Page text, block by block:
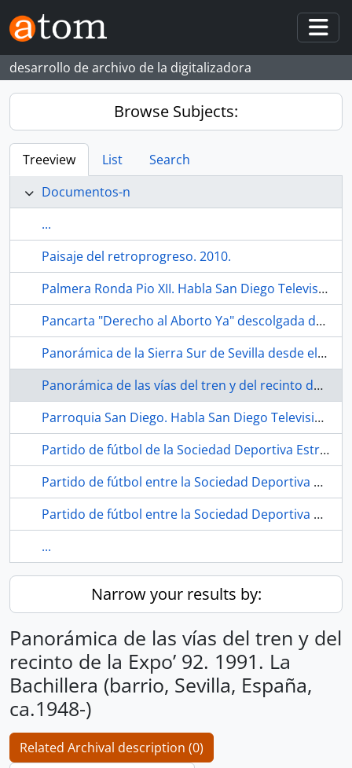
Skip to main content
desarrollo de archivo de la digitalizadora
Browse Subjects:
Treeview List
Search
Documentos-n
...
Paisaje del retroprogreso. 2010.
Palmera Ronda Pio XII. Habla San Diego Televisión. 1991-01. Sevilla (España).
Pancarta "Derecho al Aborto Ya" descolgada desde la torre de la Giralda. Sevilla (España).
Panorámica de la Sierra Sur de Sevilla desde el paraje natural La Bomba. 1985.
Panorámica de las vías del tren y del recinto de la Expo’ 92. 1991. La Bachillera (barrio, Sevilla, España, ca.1948-)
Parroquia San Diego. Habla San Diego Televisión. 1991-01. Sevilla (España).
Partido de fútbol de la Sociedad Deportiva Estrella Bachillera. 1985-1989. Campo de fútbol de La Bachillera (Sevilla, España)
Partido de fútbol entre la Sociedad Deportiva Estrella Bachillera y La Oliva, en el Día de Andalucía. 1985-1989. Campo de fútbol de La Bachillera (Sevilla, España)
Partido de fútbol entre la Sociedad Deportiva Estrella Bachillera y Voluntad Fútbol Club. Hacia 1988. Campo de fútbol de La Bachillera (Sevilla, España)
...
Narrow your results by:
Panorámica de las vías del tren y del
recinto de la Expo’ 92. 1991. La
Bachillera (barrio, Sevilla, España,
ca.1948-)
Related Archival description (0)